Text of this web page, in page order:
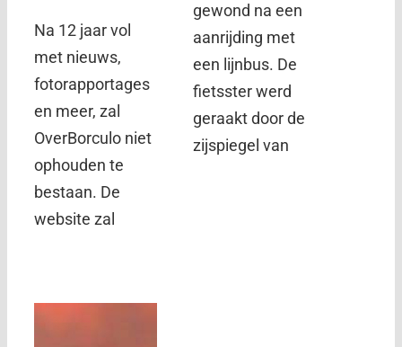
Na 12 jaar vol
met nieuws,
fotorapportages
en meer, zal
OverBorculo niet
ophouden te
bestaan. De
website zal
gewond na een
aanrijding met
een lijnbus. De
fietsster werd
geraakt door de
zijspiegel van